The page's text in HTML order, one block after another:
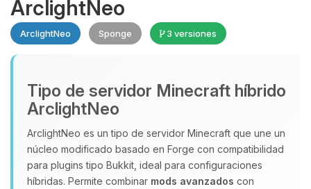
ArclightNeo
ArclightNeo Sponge 3 versiones
Tipo de servidor Minecraft híbrido
ArclightNeo
ArclightNeo es un tipo de servidor Minecraft que une un
núcleo modificado basado en Forge con compatibilidad
para plugins tipo Bukkit, ideal para configuraciones
híbridas. Permite combinar mods avanzados con
Yupi, por fin alguien con quien
hablar! Soy Choupy, tu pequeno
asistente de BoxToPlay. Cuentame
que necesitas y moveré mis
pequenos circuitos para ayudarte.
10/08/2026 03:54